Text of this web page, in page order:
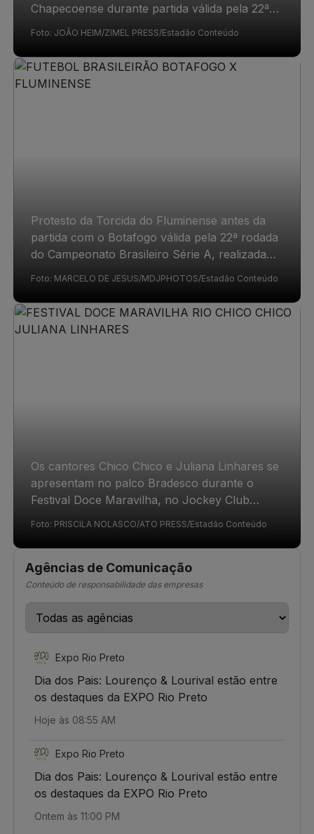
Chapecoense durante partida válida pela 22ª
rodada do Campeonato Brasileiro (Série A)
Curitiba (PR), na noite deste sábado, 8 de
Foto: JOÃO HEIM/ZIMEL PRESS/Estadão Conteúdo
Protesto da Torcida do Fluminense antes da
partida com o Botafogo válida pela 22ª rodada
do Campeonato Brasileiro Série A, realizada
2026. 08/08/2026
Foto: MARCELO DE JESUS/MDJPHOTOS/Estadão Conteúdo
Os cantores Chico Chico e Juliana Linhares se
apresentam no palco Bradesco durante o
Festival Doce Maravilha, no Jockey Club
apresentação presta homenagem ao cantor e
compositor Belchior. 08/08/2026
Foto: PRISCILA NOLASCO/ATO PRESS/Estadão Conteúdo
Agências de Comunicação
Conteúdo de responsabilidade das empresas
Expo Rio Preto
Dia dos Pais: Lourenço & Lourival estão entre
os destaques da EXPO Rio Preto
Hoje às 08:55 AM
Expo Rio Preto
Dia dos Pais: Lourenço & Lourival estão entre
os destaques da EXPO Rio Preto
Ontem às 11:00 PM